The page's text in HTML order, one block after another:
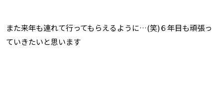
また来年も連れて行ってもらえるように…(笑)６年目も頑張っ
ていきたいと思います